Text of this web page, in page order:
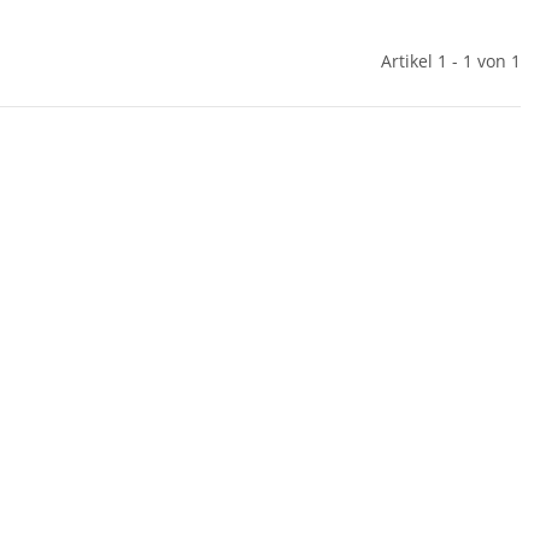
Artikel 1 - 1 von 1